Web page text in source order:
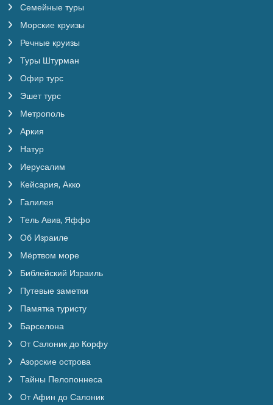
Семейные туры
Морские круизы
Речные круизы
Туры Штурман
Офир турс
Эшет турс
Метрополь
Аркия
Натур
Иерусалим
Кейсария, Акко
Галилея
Тель Авив, Яффо
Об Израиле
Мёртвом море
Библейский Израиль
Путевые заметки
Памятка туристу
Барселона
От Салоник до Корфу
Азорские острова
Тайны Пелопоннеса
От Афин до Салоник